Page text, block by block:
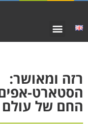
רזה ומאושר:
הסטארט-
החם של עולם